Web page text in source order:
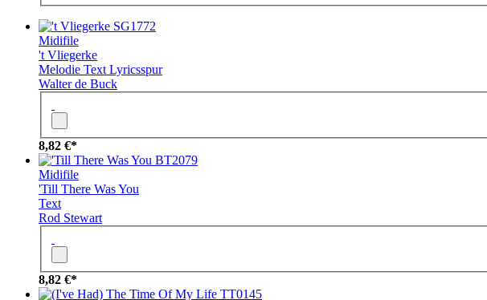
SG1772
Midifile
't Vliegerke
Melodie Text Lyricsspur
Walter de Buck
8,82 €*
BT2079
Midifile
'Till There Was You
Text
Rod Stewart
8,82 €*
TT0145